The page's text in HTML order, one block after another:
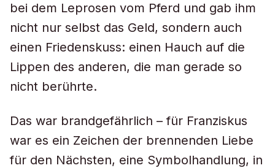
bei dem Leprosen vom Pferd und gab ihm
nicht nur selbst das Geld, sondern auch
einen Friedenskuss: einen Hauch auf die
Lippen des anderen, die man gerade so
nicht berührte.
Das war brandgefährlich – für Franziskus
war es ein Zeichen der brennenden Liebe
für den Nächsten, eine Symbolhandlung, in